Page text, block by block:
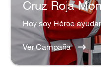
Cruz Roja
Hoy soy Héroe
Ver Campaña